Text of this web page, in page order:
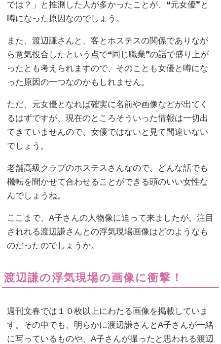
では？」と推測した人が多かったことが、❝元女優❞と
噂になった原因なのでしょう。
また、渡辺謙さんと、客とホステスの関係でありなが
ら意気投合したという点で❝同じ職業❞の話で盛り上が
ったとも考えられますので、そのことも女優と噂にな
った原因の一つなのかもしれません。
ただ、元女優となれば確実に名前や画像などが出てく
るはずですが、現在のところそういった情報は一切出
てきていませんので、女優ではないと見て間違いない
でしょう。
老舗高級クラブのホステスさんなので、どんな話でも
機転を聞かせて合わせることができる頭のいい女性な
んでしょうね。
ここまで、A子さんの人物像に迫って来ましたが、注目
されれる渡辺謙さんとの浮気現場画像はどのようなも
のだったのでしょうか。
渡辺謙の浮気現場の画像に衝撃！
週刊文春では１０枚以上にわたる画像を掲載していま
す。その中でも、明らかに渡辺謙さんとA子さんが一緒
に写っているものや、A子さんが撮ったと思われる渡辺